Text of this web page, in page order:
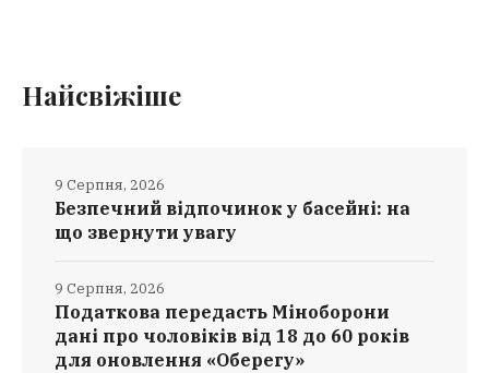
Найсвіжіше
Безпечний відпочинок у басейні: на
що звернути увагу
9 Серпня, 2026
Податкова передасть Міноборони
дані про чоловіків від 18 до 60 років
для оновлення «Оберегу»
9 Серпня, 2026